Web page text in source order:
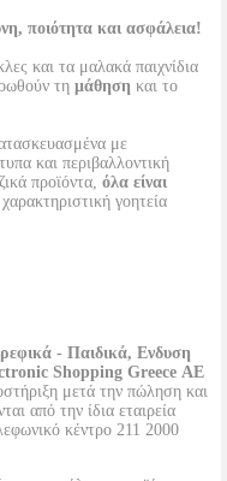
ποιότητα και ασφάλεια!
και τα μαλακά παιχνίδια
τη μάθηση και το
με
και περιβαλλοντική
προϊόντα, όλα είναι
γοητεία
- Παιδικά, Ενδυση
Shopping Greece ΑΕ
μετά την πώληση και
από την ίδια εταιρεία
κέντρο 211 2000